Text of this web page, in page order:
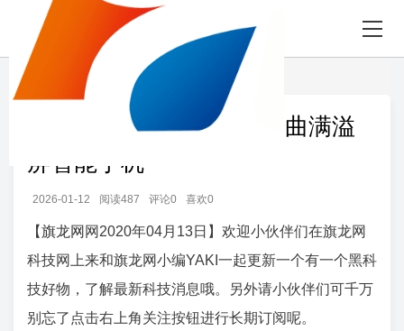
首页
华为麒麟四摄数字变焦四曲满溢
屏智能手机
2026-01-12 阅读487 评论0 喜欢0
【旗龙网 网2020年04月13日】欢迎小伙伴们在旗龙网
科技网上来和旗龙网小编YAKI一起更新一个有一个黑科
技好物，了解最新科技消息哦。另外请小伙伴们可千万
别忘了点击右上角关注按钮进行长期订阅呢。